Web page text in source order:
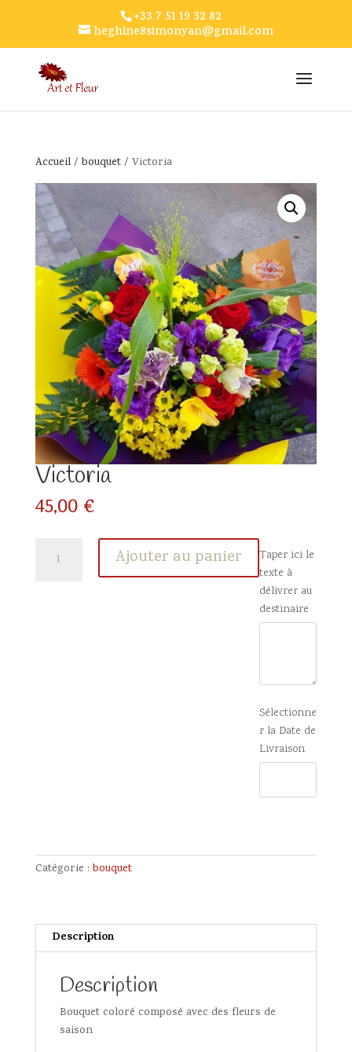
+33 7 51 19 32 82
heghine8simonyan@gmail.com
Accueil/ bouquet/ Victoria
Victoria
45,00 €
Ajouter au panier
Taper ici le
texte à
délivrer au
destinaire
Sélectionne
r la Date de
Livraison
Catégorie :bouquet
Description
Description
Bouquet coloré composé avec des fleurs de
saison